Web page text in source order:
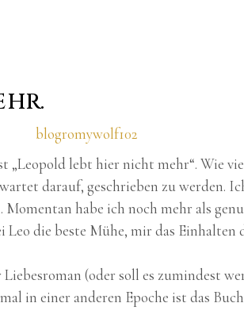
„Leopold lebt hier nicht mehr“. Wie
darauf, geschrieben zu werden.
habe ich noch mehr als
die beste Mühe, mir das Einhalten
(oder soll es zumindest
in einer anderen Epoche ist das